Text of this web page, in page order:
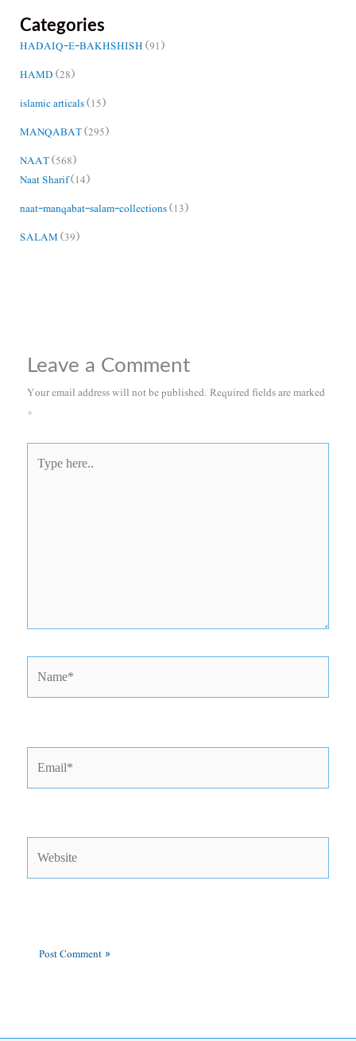
Categories
HADAIQ-E-BAKHSHISH(91)
HAMD(28)
islamic articals(15)
MANQABAT(295)
NAAT(568)
Naat Sharif(14)
naat-manqabat-salam-collections(13)
SALAM(39)
Leave a Comment
Your email address will not be published.Required fields are marked
*
here..